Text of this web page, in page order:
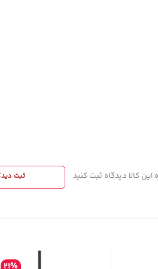
کالا دیدگاه ثبت کنید ثبت